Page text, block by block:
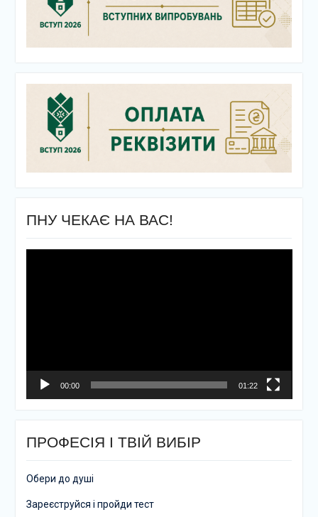
ПНУ ЧЕКАЄ НА ВАС!
00:00 01:22
ПРОФЕСІЯ І ТВІЙ ВИБІР
Обери до душі
Зареєструйся і пройди тест